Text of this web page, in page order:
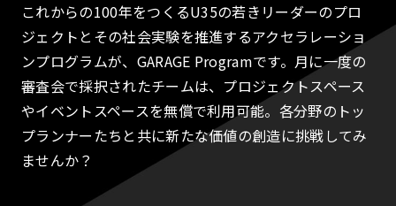
これからの100年をつくるU35の若きリーダーのプロ
ジェクトとその社会実験を推進するアクセラレーショ
ンプログラムが、GARAGE Programです。月に一度の
審査会で採択されたチームは、プロジェクトスペース
やイベントスペースを無償で利用可能。各分野のトッ
プランナーたちと共に新たな価値の創造に挑戦してみ
ませんか？